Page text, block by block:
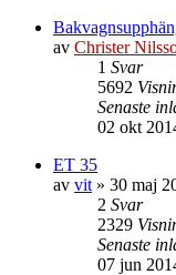
av Christer
1 Svar
5692
Senaste
02 okt
ET 35
av vit » 30 maj
2 Svar
2329
Senaste
07 jun